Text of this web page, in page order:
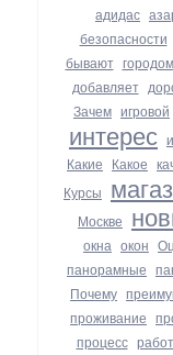
адидас
безопасности
бывают городом
добавляет
Зачем игровой
интерес
Какие Какое
Курсы
Москве
окна окон
панорамные
Почему
проживание
процесс